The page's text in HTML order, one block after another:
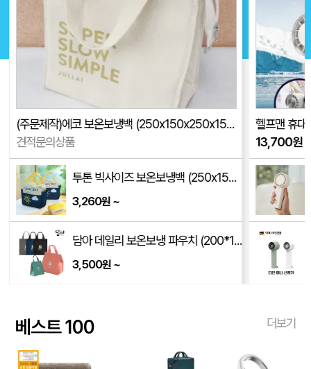
헬프맨 휴대용 아이스쿨링 선풍기
13,700원~
소싱 엔진 터보 SE2 휴대용 선풍기
8,500원 ~
슈틸루스터 써큘레이터 터빈 미니 휴대용 선풍기 ST-SF100
6,660원~
8단원형 부
535원~
베스트 100 더보기